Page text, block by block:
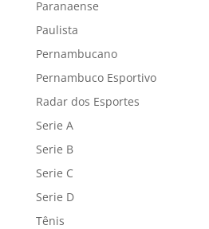
Paranaense
Paulista
Pernambucano
Pernambuco Esportivo
Radar dos Esportes
Serie A
Serie B
Serie C
Serie D
Tênis